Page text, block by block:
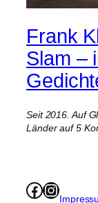
Frank
Slam –
Seit 2016. Auf
Länder auf 5
Facebook